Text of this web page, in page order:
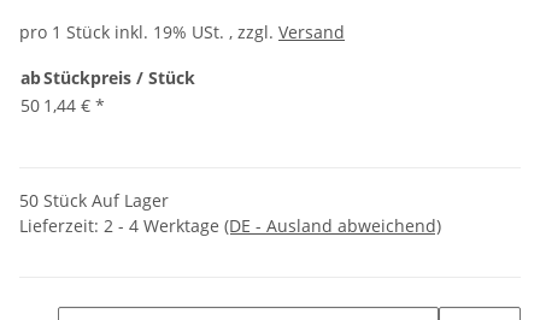
pro 1 Stück inkl. 19% USt. , zzgl. Versand
abStückpreis / Stück
50 1,44 € *
50 Stück Auf Lager
Lieferzeit: 2 - 4 Werktage (DE - Ausland abweichend)